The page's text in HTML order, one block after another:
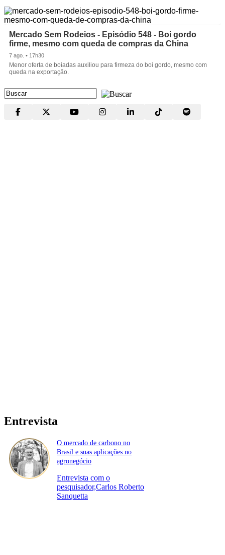
Mercado Sem Rodeios - Episódio 548 - Boi gordo
firme, mesmo com queda de compras da China
7 ago. • 17h30
Menor oferta de boiadas auxiliou para firmeza do boi gordo, mesmo com
queda na exportação.
Entrevista
O mercado de carbono no
Brasil e suas aplicações no
agronegócio
Entrevista com o
pesquisador,Carlos Roberto
Sanquetta